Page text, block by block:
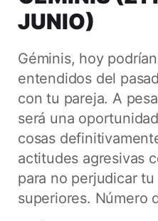
JUNIO)
Géminis, hoy
entendidos del
con tu pareja. A
será una
cosas
actitudes agresivas
para no perjudicar
superiores. Número